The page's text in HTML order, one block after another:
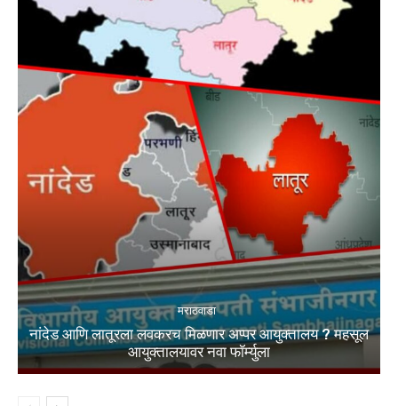
मराठवाडा
नांदेड आणि लातूरला लवकरच मिळणार अप्पर आयुक्तालय ? महसूल
आयुक्तालयावर नवा फॉर्म्युला